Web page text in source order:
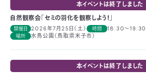
Conservation
本イベントは終了しました
自然観察会「セミの羽化を観察しよう！」
開催日 2026年7月25日（土） 時間 18:30～19:30
場所 水鳥公園（鳥取県米子市）
本イベントは終了しました